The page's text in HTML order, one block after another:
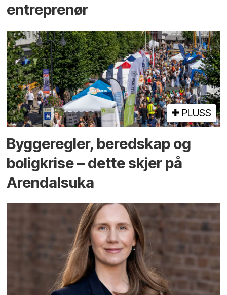
entreprenør
PLUSS
Bygge­regler, beredskap og
bolig­krise – dette skjer på
Arendals­uka